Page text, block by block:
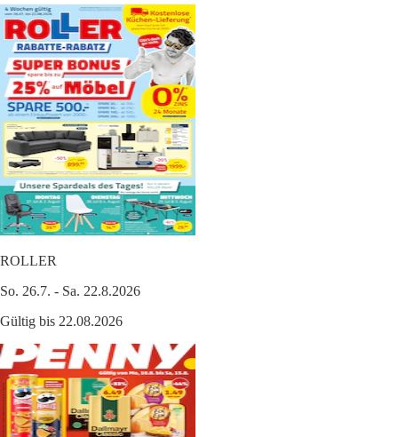
ROLLER
So. 26.7. - Sa. 22.8.2026
Gültig bis 22.08.2026